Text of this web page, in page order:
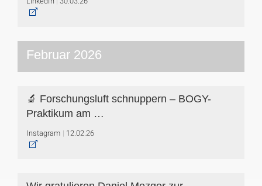
Februar 2026
🔬 Forschungsluft schnuppern – BOGY-
Praktikum am …
Instagram 12.02.26